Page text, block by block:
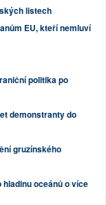
listech
EU, kteří nemluví
politika po
demonstranty do
gruzínského
oceánů o více